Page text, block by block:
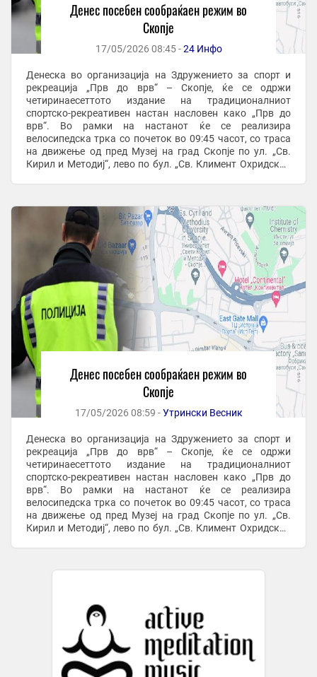
Денес посебен сообраќаен режим во
Скопје
17/05/2026 08:45 -24 Инфо
Денеска во организација на Здружението за спорт и
рекреација „Прв до врв“ – Скопје, ќе се одржи
четиринаесеттото издание на традиционалниот
спортско-рекреативен настан насловен како „Прв до
врв“. Во рамки на настанот ќе се реализира
велосипедска трка со почеток во 09:45 часот, со траса
на движење од пред Музеј на град Скопје по ул. „Св.
Кирил и Методиј“, лево по бул. „Св. Климент Охридски“,
Денес посебен сообраќаен режим во
Скопје
17/05/2026 08:59 -Утрински Весник
Денеска во организација на Здружението за спорт и
рекреација „Прв до врв“ – Скопје, ќе се одржи
четиринаесеттото издание на традиционалниот
спортско-рекреативен настан насловен како „Прв до
врв“. Во рамки на настанот ќе се реализира
велосипедска трка со почеток во 09:45 часот, со траса
на движење од пред Музеј на град Скопје по ул. „Св.
Кирил и Методиј“, лево по бул. „Св. Климент Охридски“,